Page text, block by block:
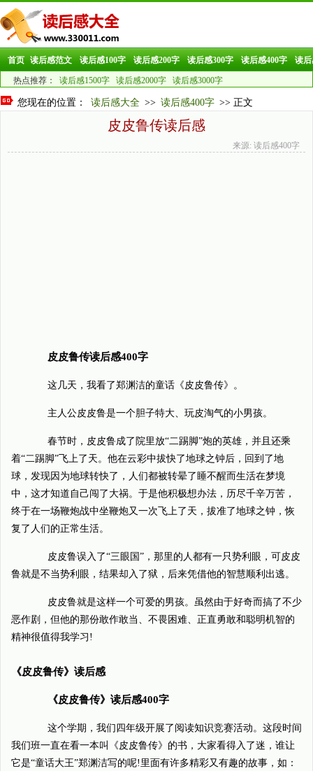
首页 读后感范文 读后感100字 读后感200字 读后感300字 读后感400字 读后
热点推荐： 读后感1500字 读后感2000字 读后感3000字
您现在的位置： 读后感大全 >> 读后感400字 >> 正文
皮皮鲁传读后感
来源: 读后感400字
皮皮鲁传读后感400字
这几天，我看了郑渊洁的童话《皮皮鲁传》。
主人公皮皮鲁是一个胆子特大、玩皮淘气的小男孩。
春节时，皮皮鲁成了院里放“二踢脚”炮的英雄，并且还乘
着“二踢脚”飞上了天。他在云彩中拔快了地球之钟后，回到了地
球，发现因为地球转快了，人们都被转晕了睡不醒而生活在梦境
中，这才知道自己闯了大祸。于是他积极想办法，历尽千辛万苦，
终于在一场鞭炮战中坐鞭炮又一次飞上了天，拔准了地球之钟，恢
复了人们的正常生活。
皮皮鲁误入了“三眼国”，那里的人都有一只势利眼，可皮皮
鲁就是不当势利眼，结果却入了狱，后来凭借他的智慧顺利出逃。
皮皮鲁就是这样一个可爱的男孩。虽然由于好奇而搞了不少
恶作剧，但他的那份敢作敢当、不畏困难、正直勇敢和聪明机智的
精神很值得我学习!
《皮皮鲁传》读后感
《皮皮鲁传》读后感400字
这个学期，我们四年级开展了阅读知识竞赛活动。这段时间
我们班一直在看一本叫《皮皮鲁传》的书，大家看得入了迷，谁让
它是“童话大王”郑渊洁写的呢!里面有许多精彩又有趣的故事，如：